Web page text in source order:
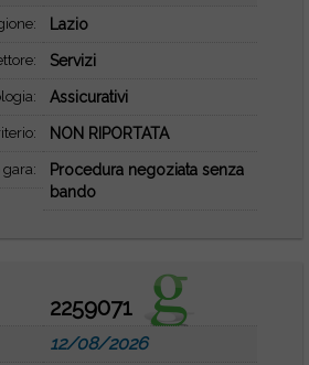
Lazio
Servizi
Assicurativi
NON RIPORTATA
gara:
Procedura negoziata senza
bando
2259071
12/08/2026